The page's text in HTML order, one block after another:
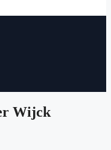
Wijck